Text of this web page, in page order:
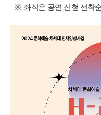
※ 좌석은 공연 신청 선착